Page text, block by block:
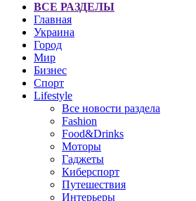
ВСЕ РАЗДЕЛЫ
Главная
Украина
Город
Мир
Бизнес
Спорт
Lifestyle
Все новости раздела
Fashion
Food&Drinks
Моторы
Гаджеты
Киберспорт
Путешествия
Интерьеры